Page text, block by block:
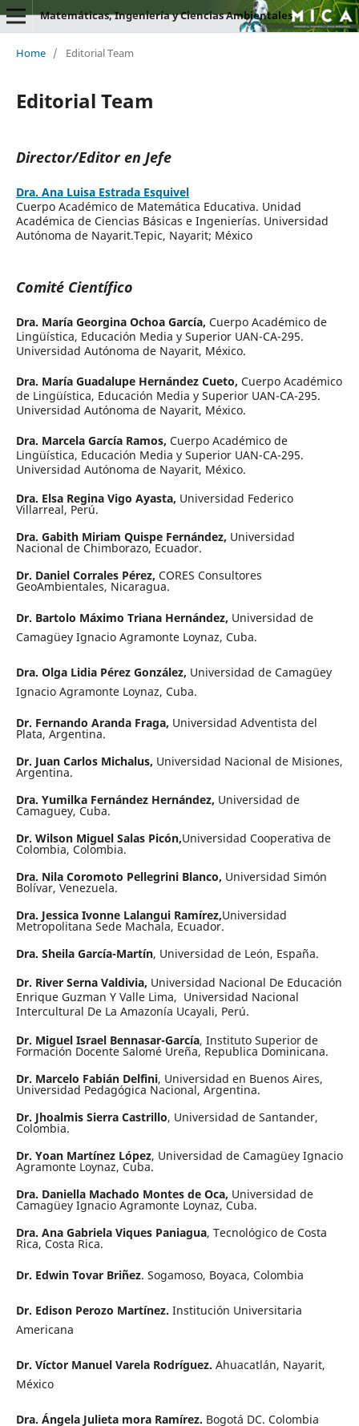
Matemáticas, Ingeniería y Ciencias Ambientales
Home / Editorial Team
Editorial Team
Director/Editor en Jefe
Dra. Ana Luisa Estrada Esquivel
Cuerpo Académico de Matemática Educativa. Unidad
Académica de Ciencias Básicas e Ingenierías. Universidad
Autónoma de Nayarit.Tepic, Nayarit; México
Comité Científico
Dra. María Georgina Ochoa García, Cuerpo Académico de
Lingüística, Educación Media y Superior UAN-CA-295.
Universidad Autónoma de Nayarit, México.
Dra. María Guadalupe Hernández Cueto, Cuerpo Académico
de Lingüística, Educación Media y Superior UAN-CA-295.
Universidad Autónoma de Nayarit, México.
Dra. Marcela García Ramos, Cuerpo Académico de
Lingüística, Educación Media y Superior UAN-CA-295.
Universidad Autónoma de Nayarit, México.
Dra. Elsa Regina Vigo Ayasta, Universidad Federico
Villarreal, Perú.
Dra. Gabith Miriam Quispe Fernández, Universidad
Nacional de Chimborazo, Ecuador.
Dr. Daniel Corrales Pérez, CORES Consultores
GeoAmbientales, Nicaragua.
Dr. Bartolo Máximo Triana Hernández, Universidad de
Camagüey Ignacio Agramonte Loynaz, Cuba.
Dra. Olga Lidia Pérez González, Universidad de Camagüey
Ignacio Agramonte Loynaz, Cuba.
Dr. Fernando Aranda Fraga, Universidad Adventista del
Plata, Argentina.
Dr. Juan Carlos Michalus, Universidad Nacional de Misiones,
Argentina.
Dra. Yumilka Fernández Hernández, Universidad de
Camaguey, Cuba.
Dr. Wilson Miguel Salas Picón,Universidad Cooperativa de
Colombia, Colombia.
Dra. Nila Coromoto Pellegrini Blanco, Universidad Simón
Bolívar, Venezuela.
Dra. Jessica Ivonne Lalangui Ramírez,Universidad
Metropolitana Sede Machala, Ecuador.
Dra. Sheila García-Martín, Universidad de León, España.
Dr. River Serna Valdivia, Universidad Nacional De Educación
Enrique Guzman Y Valle Lima, Universidad Nacional
Intercultural De La Amazonía Ucayali, Perú.
Dr. Miguel Israel Bennasar-García, Instituto Superior de
Formación Docente Salomé Ureña, Republica Dominicana.
Dr. Marcelo Fabián Delfini, Universidad en Buenos Aires,
Universidad Pedagógica Nacional, Argentina.
Dr. Jhoalmis Sierra Castrillo, Universidad de Santander,
Colombia.
Dr. Yoan Martínez López, Universidad de Camagüey Ignacio
Agramonte Loynaz, Cuba.
Dra. Daniella Machado Montes de Oca, Universidad de
Camagüey Ignacio Agramonte Loynaz, Cuba.
Dra. Ana Gabriela Viques Paniagua, Tecnológico de Costa
Rica, Costa Rica.
Dr. Edwin Tovar Briñez. Sogamoso, Boyaca, Colombia
Dr. Edison Perozo Martínez. Institución Universitaria
Americana
Dr. Víctor Manuel Varela Rodríguez. Ahuacatlán, Nayarit,
México
Dra. Ángela Julieta mora Ramírez. Bogotá DC. Colombia